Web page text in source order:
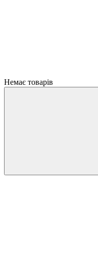
Немає товарів